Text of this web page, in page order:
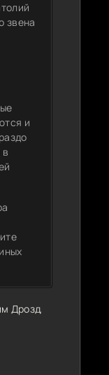
звена
и
Дрозд,